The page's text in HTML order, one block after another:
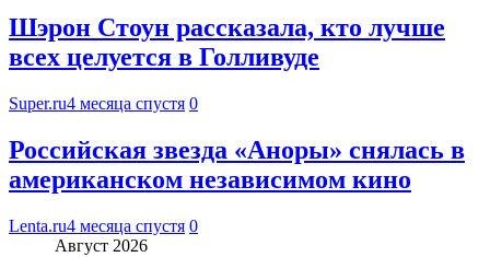
Шэрон Стоун рассказала, кто лучше
всех целуется в Голливуде
Super.ru4 месяца спустя 0
Российская звезда «Аноры» снялась в
американском независимом кино
Lenta.ru4 месяца спустя 0
Август 2026